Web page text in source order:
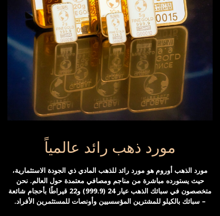
مورد ذهب رائد عالمياً
مورد الذهب أوروم هو مورد رائد للذهب المادي ذي الجودة الاستثمارية،
حيث يستورده مباشرة من مناجم ومصافي معتمدة حول العالم. نحن
متخصصون في سبائك الذهب عيار 24 (999.9) و22 قيراطًا بأحجام شائعة
– سبائك بالكيلو للمشترين المؤسسيين وأونصات للمستثمرين الأفراد.